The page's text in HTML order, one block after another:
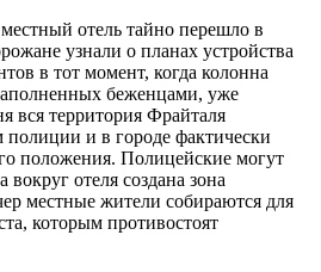
отель тайно перешло в
узнали о планах устройства
в тот момент, когда колонна
беженцами, уже
вся территория Фрайталя
полиции и в городе фактически
положения. Полицейские могут
вокруг отеля создана зона
местные жители собираются для
которым противостоят